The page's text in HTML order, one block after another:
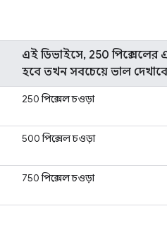
এই ডিভাইসে, 250 পিক্সেলের
হবে তখন সবচেয়ে ভাল
250 পিক্সেল চওড়া
500 পিক্সেল চওড়া
750 পিক্সেল চওড়া